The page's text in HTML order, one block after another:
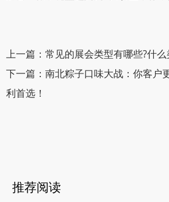
上一篇：常见的展会类型有哪些?什
下一篇：南北粽子口味大战：你客户
利首选！
推荐阅读